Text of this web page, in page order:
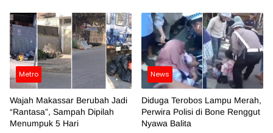
Metro
Wajah Makassar Berubah Jadi
“Rantasa”, Sampah Dipilah
Menumpuk 5 Hari
News
Diduga Terobos Lampu Merah,
Perwira Polisi di Bone Renggut
Nyawa Balita